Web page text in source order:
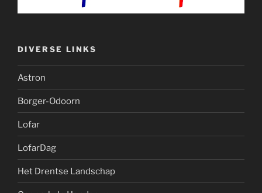
DIVERSE LINKS
Astron
Borger-Odoorn
Lofar
LofarDag
Het Drentse Landschap